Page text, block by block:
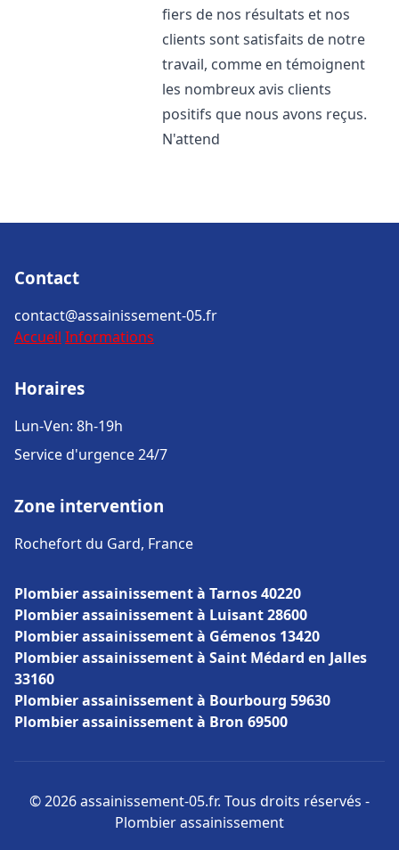
fiers de nos résultats et nos
clients sont satisfaits de notre
travail, comme en témoignent
les nombreux avis clients
positifs que nous avons reçus.
N'attend
Contact
contact@assainissement-05.fr
Accueil Informations
Horaires
Lun-Ven: 8h-19h
Service d'urgence 24/7
Zone intervention
Rochefort du Gard, France
Plombier assainissement à Tarnos 40220
Plombier assainissement à Luisant 28600
Plombier assainissement à Gémenos 13420
Plombier assainissement à Saint Médard en Jalles
33160
Plombier assainissement à Bourbourg 59630
Plombier assainissement à Bron 69500
© 2026 assainissement-05.fr. Tous droits réservés -
Plombier assainissement